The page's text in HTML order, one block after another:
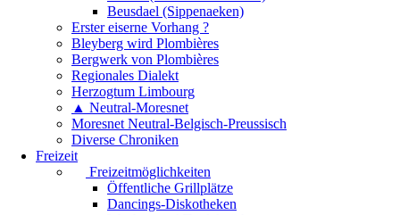
Beusdael (Sippenaeken)
Erster eiserne Vorhang ?
Bleyberg wird Plombières
Bergwerk von Plombières
Regionales Dialekt
Herzogtum Limbourg
▲ Neutral-Moresnet
Moresnet Neutral-Belgisch-Preussisch
Diverse Chroniken
Freizeit
Freizeitmöglichkeiten
Öffentliche Grillplätze
Dancings-Diskotheken